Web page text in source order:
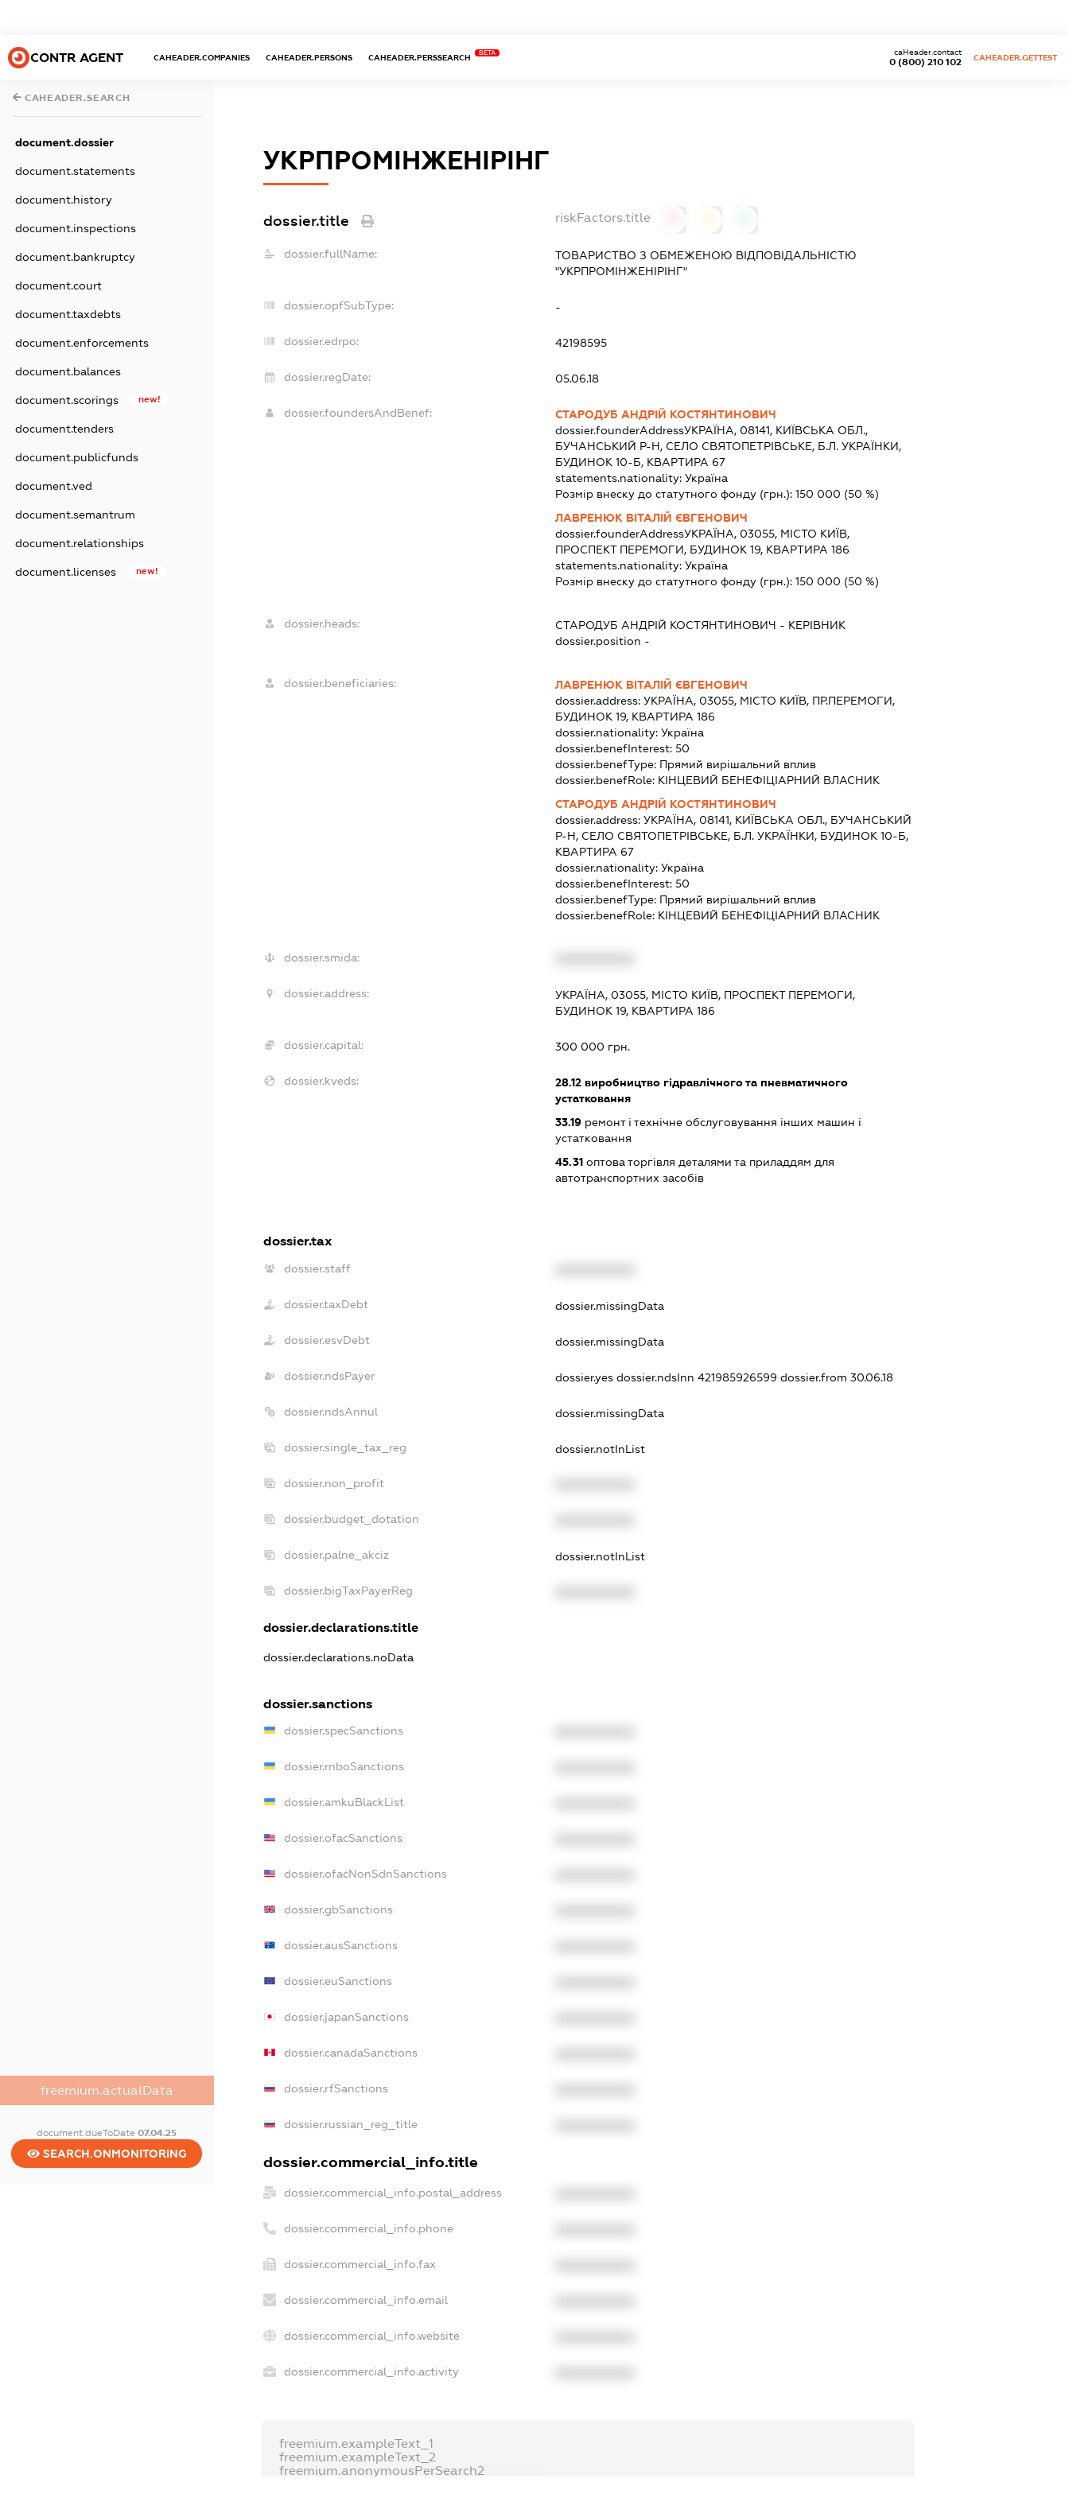
CONTR AGENT CAHEADER.COMPANIES CAHEADER.PERSONS CAHEADER.PERSSEARCH
BETA
0 (800) 210 102
caHeader.contact
CAHEADER.GETTEST
CAHEADER.SEARCH
document.dossier
document.statements
document.history
document.inspections
document.bankruptcy
document.court
document.taxdebts
document.enforcements
document.balances
document.scorings new!
document.tenders
document.publicfunds
document.ved
document.semantrum
document.relationships
document.licenses new!
freemium.actualData
document.dueToDate07.04.25
SEARCH.ONMONITORING
УКРПРОМІНЖЕНІРІНГ
dossier.title riskFactors.title
dossier.fullName:
ТОВАРИСТВО З ОБМЕЖЕНОЮ ВІДПОВІДАЛЬНІСТЮ
"УКРПРОМІНЖЕНІРІНГ"
dossier.opfSubType: -
dossier.edrpo: 42198595
dossier.regDate: 05.06.18
dossier.foundersAndBenef:
СТАРОДУБ АНДРІЙ КОСТЯНТИНОВИЧ
dossier.founderAddressУКРАЇНА, 08141, КИЇВСЬКА ОБЛ.,
БУЧАНСЬКИЙ Р-Н, СЕЛО СВЯТОПЕТРІВСЬКЕ, Б.Л. УКРАЇНКИ,
БУДИНОК 10-Б, КВАРТИРА 67
statements.nationality:Україна
Розмір внеску до статутного фонду (грн.):150 000 (50 %)
ЛАВРЕНЮК ВІТАЛІЙ ЄВГЕНОВИЧ
dossier.founderAddressУКРАЇНА, 03055, МІСТО КИЇВ,
ПРОСПЕКТ ПЕРЕМОГИ, БУДИНОК 19, КВАРТИРА 186
statements.nationality:Україна
Розмір внеску до статутного фонду (грн.):150 000 (50 %)
dossier.heads: СТАРОДУБ АНДРІЙ КОСТЯНТИНОВИЧ - КЕРІВНИК
dossier.position -
dossier.beneficiaries:
ЛАВРЕНЮК ВІТАЛІЙ ЄВГЕНОВИЧ
dossier.address:УКРАЇНА, 03055, МІСТО КИЇВ, ПР.ПЕРЕМОГИ,
БУДИНОК 19, КВАРТИРА 186
dossier.nationality:Україна
dossier.benefInterest:50
dossier.benefType: Прямий вирішальний вплив
dossier.benefRole: КІНЦЕВИЙ БЕНЕФІЦІАРНИЙ ВЛАСНИК
СТАРОДУБ АНДРІЙ КОСТЯНТИНОВИЧ
dossier.address:УКРАЇНА, 08141, КИЇВСЬКА ОБЛ., БУЧАНСЬКИЙ
Р-Н, СЕЛО СВЯТОПЕТРІВСЬКЕ, Б.Л. УКРАЇНКИ, БУДИНОК 10-Б,
КВАРТИРА 67
dossier.nationality:Україна
dossier.benefInterest:50
dossier.benefType: Прямий вирішальний вплив
dossier.benefRole: КІНЦЕВИЙ БЕНЕФІЦІАРНИЙ ВЛАСНИК
dossier.smida:
dossier.address:
УКРАЇНА, 03055, МІСТО КИЇВ, ПРОСПЕКТ ПЕРЕМОГИ,
БУДИНОК 19, КВАРТИРА 186
dossier.capital: 300 000 грн.
dossier.kveds: 28.12 виробництво гідравлічного та пневматичного
устатковання
33.19 ремонт і технічне обслуговування інших машин і
устатковання
45.31 оптова торгівля деталями та приладдям для
автотранспортних засобів
dossier.tax
dossier.staff
dossier.taxDebt dossier.missingData
dossier.esvDebt dossier.missingData
dossier.ndsPayer dossier.yesdossier.ndsInn 421985926599dossier.from 30.06.18
dossier.ndsAnnul dossier.missingData
dossier.single_tax_reg dossier.notInList
dossier.non_profit
dossier.budget_dotation
dossier.palne_akciz dossier.notInList
dossier.bigTaxPayerReg
dossier.declarations.title
dossier.declarations.noData
dossier.sanctions
dossier.specSanctions
dossier.rnboSanctions
dossier.amkuBlackList
dossier.ofacSanctions
dossier.ofacNonSdnSanctions
dossier.gbSanctions
dossier.ausSanctions
dossier.euSanctions
dossier.japanSanctions
dossier.canadaSanctions
dossier.rfSanctions
dossier.russian_reg_title
dossier.commercial_info.title
dossier.commercial_info.postal_address
dossier.commercial_info.phone
dossier.commercial_info.fax
dossier.commercial_info.email
dossier.commercial_info.website
dossier.commercial_info.activity
freemium.exampleText_1
freemium.exampleText_2
freemium.anonymousPerSearch2